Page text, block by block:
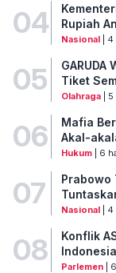
04
Rupiah
Nasional| 4
05
GARUDA
Tiket
Olahraga| 5
06
Mafia
Akal-
Hukum| 6
07
Prabowo
Nasional| 4
08
Konflik
Parlemen| 6